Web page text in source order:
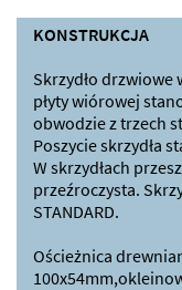
KONSTRUKCJA
Skrzydło drzwiowe
płyty wiórowej
obwodzie z trzech
Poszycie skrzydła
W skrzydłach
przeźroczysta.
STANDARD.
Ościeżnica